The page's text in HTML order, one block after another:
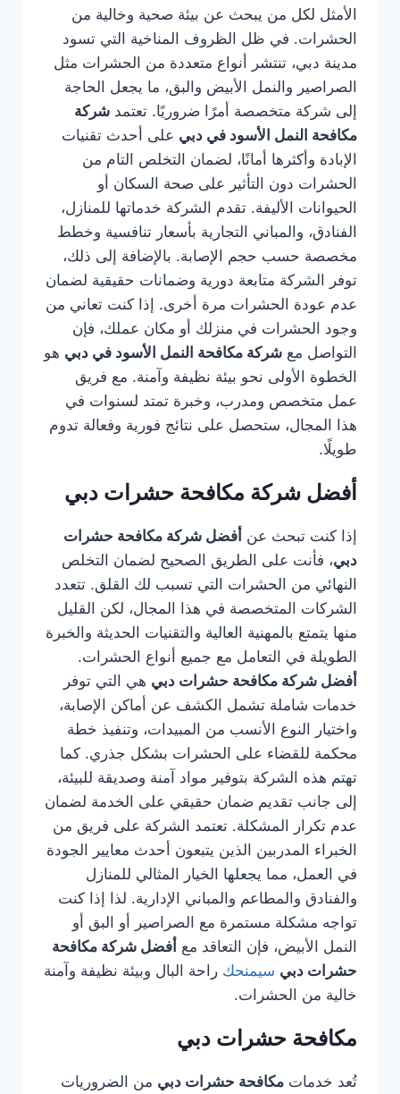
الأمثل لكل من يبحث عن بيئة صحية وخالية من
الحشرات. في ظل الظروف المناخية التي تسود
مدينة دبي، تنتشر أنواع متعددة من الحشرات مثل
الصراصير والنمل الأبيض والبق، ما يجعل الحاجة
إلى شركة متخصصة أمرًا ضروريًا. تعتمد شركة
مكافحة النمل الأسود في دبي على أحدث تقنيات
الإبادة وأكثرها أمانًا، لضمان التخلص التام من
الحشرات دون التأثير على صحة السكان أو
الحيوانات الأليفة. تقدم الشركة خدماتها للمنازل،
الفنادق، والمباني التجارية بأسعار تنافسية وخطط
مخصصة حسب حجم الإصابة. بالإضافة إلى ذلك،
توفر الشركة متابعة دورية وضمانات حقيقية لضمان
عدم عودة الحشرات مرة أخرى. إذا كنت تعاني من
وجود الحشرات في منزلك أو مكان عملك، فإن
التواصل مع شركة مكافحة النمل الأسود في دبي هو
الخطوة الأولى نحو بيئة نظيفة وآمنة. مع فريق
عمل متخصص ومدرب، وخبرة تمتد لسنوات في
هذا المجال، ستحصل على نتائج فورية وفعالة تدوم
طويلًا.
أفضل شركة مكافحة حشرات دبي
إذا كنت تبحث عن أفضل شركة مكافحة حشرات
دبي، فأنت على الطريق الصحيح لضمان التخلص
النهائي من الحشرات التي تسبب لك القلق. تتعدد
الشركات المتخصصة في هذا المجال، لكن القليل
منها يتمتع بالمهنية العالية والتقنيات الحديثة والخبرة
الطويلة في التعامل مع جميع أنواع الحشرات.
أفضل شركة مكافحة حشرات دبي هي التي توفر
خدمات شاملة تشمل الكشف عن أماكن الإصابة،
واختيار النوع الأنسب من المبيدات، وتنفيذ خطة
محكمة للقضاء على الحشرات بشكل جذري. كما
تهتم هذه الشركة بتوفير مواد آمنة وصديقة للبيئة،
إلى جانب تقديم ضمان حقيقي على الخدمة لضمان
عدم تكرار المشكلة. تعتمد الشركة على فريق من
الخبراء المدربين الذين يتبعون أحدث معايير الجودة
في العمل، مما يجعلها الخيار المثالي للمنازل
والفنادق والمطاعم والمباني الإدارية. لذا إذا كنت
تواجه مشكلة مستمرة مع الصراصير أو البق أو
النمل الأبيض، فإن التعاقد مع أفضل شركة مكافحة
حشرات دبي سيمنحك راحة البال وبيئة نظيفة وآمنة
خالية من الحشرات.
مكافحة حشرات دبي
تُعد خدمات مكافحة حشرات دبي من الضروريات